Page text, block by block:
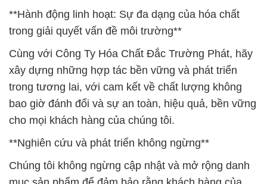
**Hành động linh hoạt: Sự đa dạng của hóa chất
trong giải quyết vấn đề môi trường**
Cùng với Công Ty Hóa Chất Đắc Trường Phát, hãy
xây dựng những hợp tác bền vững và phát triển
trong tương lai, với cam kết về chất lượng không
bao giờ đánh đổi và sự an toàn, hiệu quả, bền vững
cho mọi khách hàng của chúng tôi.
**Nghiên cứu và phát triển không ngừng**
Chúng tôi không ngừng cập nhật và mở rộng danh